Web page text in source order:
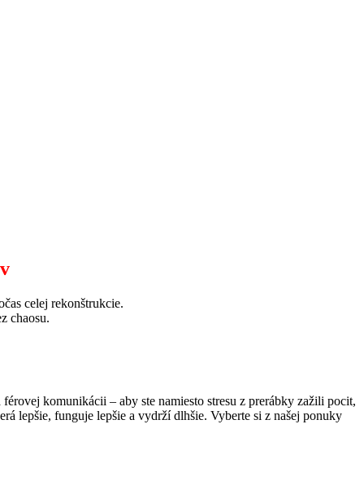
celej rekonštrukcie.
chaosu.
komunikácii – aby ste namiesto stresu z prerábky zažili pocit,
lepšie, funguje lepšie a vydrží dlhšie. Vyberte si z našej ponuky